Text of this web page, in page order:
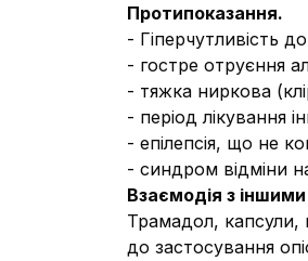
Протипоказання.
- Гіперчутливість
- гостре отруєння
- тяжка ниркова
- період лікування
- епілепсія, що не
- синдром відміни
Взаємодія з
Трамадол, капсули,
до застосування